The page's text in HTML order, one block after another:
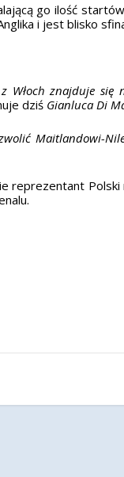
go ilość
i jest blisko
Włoch znajduje się
dziś Gianluca Di
Maitlandowi-
reprezentant Polski